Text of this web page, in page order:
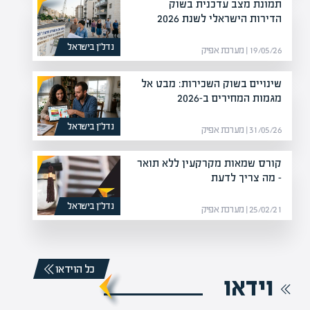
נדל”ן בישראל
תמונת מצב עדכנית בשוק
הדירות הישראלי לשנת 2026
19/05/26 | מערכת אפיק
נדל”ן בישראל
שינויים בשוק השכירות: מבט אל
מגמות המחירים ב-2026
31/05/26 | מערכת אפיק
נדל”ן בישראל
קורס שמאות מקרקעין ללא תואר
– מה צריך לדעת
25/02/21 | מערכת אפיק
וידאו
כל הוידאו